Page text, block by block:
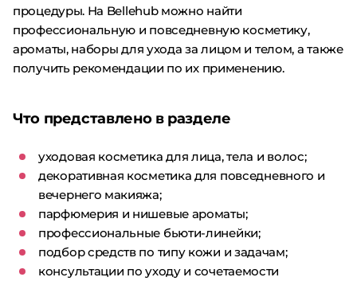
процедуры. На Bellehub можно найти
профессиональную и повседневную косметику,
ароматы, наборы для ухода за лицом и телом, а также
получить рекомендации по их применению.
Что представлено в разделе
уходовая косметика для лица, тела и волос;
декоративная косметика для повседневного и
вечернего макияжа;
парфюмерия и нишевые ароматы;
профессиональные бьюти-линейки;
подбор средств по типу кожи и задачам;
консультации по уходу и сочетаемости